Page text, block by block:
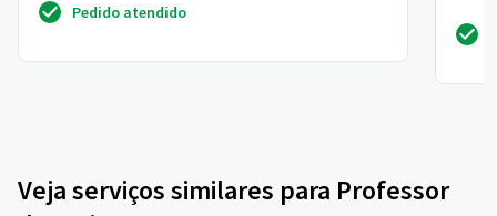
Pedido atendido
Veja serviços similares para Professor